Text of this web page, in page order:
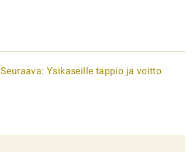
Seuraava: Ysikaseille tappio ja voitto